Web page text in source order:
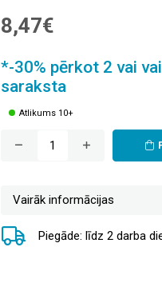
8,47€
*-30% pērkot 2 vai
saraksta
Atlikums 10+
Vairāk informācijas
Piegāde: līdz 2 darba